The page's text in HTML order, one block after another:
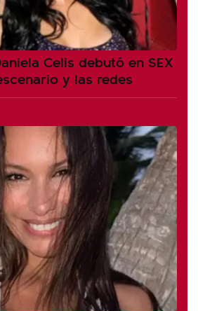
Celis debutó en SEX
y las redes